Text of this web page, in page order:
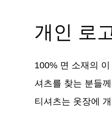
개인 로
100% 면 소재의
셔츠를 찾는 분들
티셔츠는 옷장에